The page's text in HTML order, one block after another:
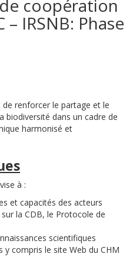
coopération
IRSNB: Phase
renforcer le partage et le
biodiversité dans un cadre de
harmonisé et
à :
et capacités des acteurs
la CDB, le Protocole de
scientifiques
y compris le site Web du CHM